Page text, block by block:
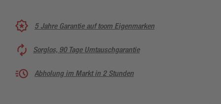
5 Jahre Garantie auf toom Eigenmarken
Sorglos, 90 Tage Umtauschgarantie
Abholung im Markt in 2 Stunden